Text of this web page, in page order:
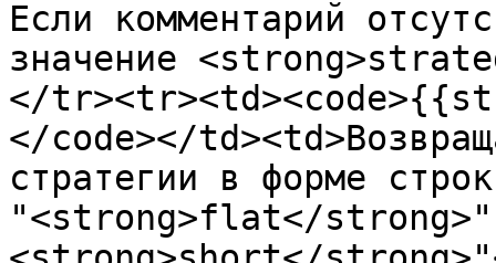
Если комментарий
значение
</
</code></
стратегии в форме
"<strong>flat</